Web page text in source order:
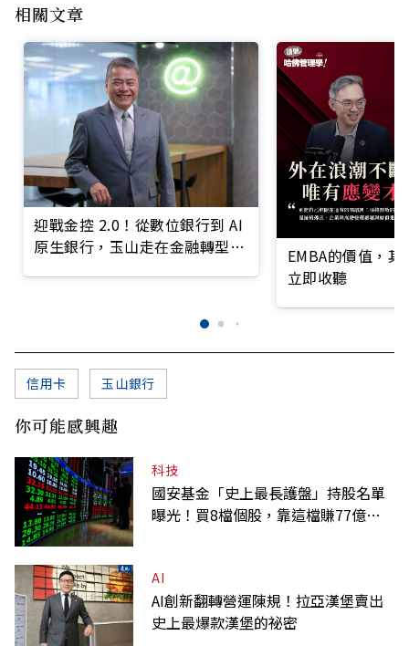
相關文章
迎戰金控 2.0！從數位銀行到 AI
原生銀行，玉山走在金融轉型最
EMBA的價值，
立即收聽
信用卡 玉山銀行
你可能感興趣
科技
國安基金「史上最長護盤」持股名單
曝光！買8檔個股，靠這檔賺77億最
AI
AI創新翻轉營運陳規！拉亞漢堡賣出
史上最爆款漢堡的祕密